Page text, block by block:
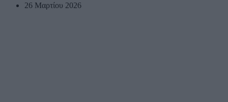
26 Μαρτίου 2026